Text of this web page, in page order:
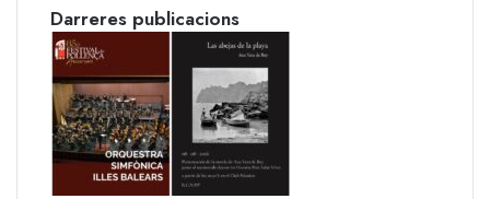
Darreres publicacions